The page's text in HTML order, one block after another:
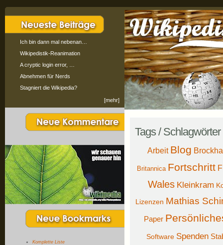
Ich bin dann mal nebenan…
Wikipedistik-Reanimation
A cryptic login error, …
Abnehmen für Nerds
Stagniert die Wikipedia?
[mehr]
Komplette Liste
Tags / Schlagwörter
Arbeit Blog
Britannica Fortschritt
Wales Kleinkram
Lizenzen Mathias
Paper
Software Spenden